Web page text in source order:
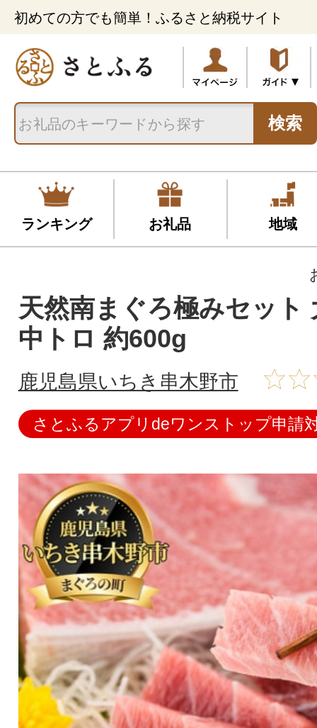
初めての方でも簡単！ふるさと納税サイト
検索
ランキング お礼品 地域
天然南まぐろ極みセット
中トロ 約600g
鹿児島県いちき串木野市
さとふるアプリdeワンストップ申請